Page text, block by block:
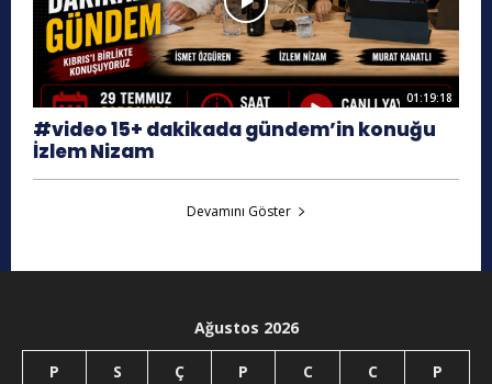
01:19:18
#video 15+ dakikada gündem’in konuğu
İzlem Nizam
Devamını Göster
Ağustos 2026
P S Ç P C C P